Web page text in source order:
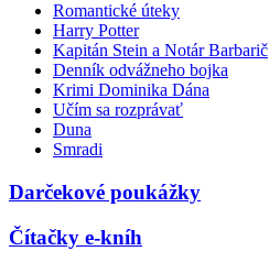
Romantické úteky
Harry Potter
Kapitán Stein a Notár Barbarič
Denník odvážneho bojka
Krimi Dominika Dána
Učím sa rozprávať
Duna
Smradi
Darčekové poukážky
Čítačky e-kníh